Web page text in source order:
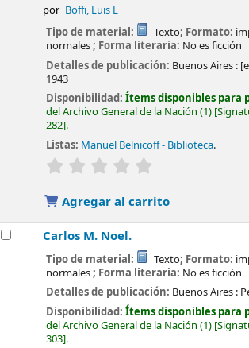
por Boffi, Luis L
Tipo de material: Texto; Formato:
normales; Forma literaria: No es ficción
Detalles de publicación: Buenos Aires :
1943
Disponibilidad:Ítems disponibles para
del Archivo General de la Nación (1)
282 .
Listas: Manuel Belnicoff - Biblioteca.
valoración
Agregar al carrito
Carlos M. Noel.
Tipo de material: Texto; Formato:
normales; Forma literaria: No es ficción
Detalles de publicación: Buenos Aires :
Disponibilidad:Ítems disponibles para
del Archivo General de la Nación (1)
303 .